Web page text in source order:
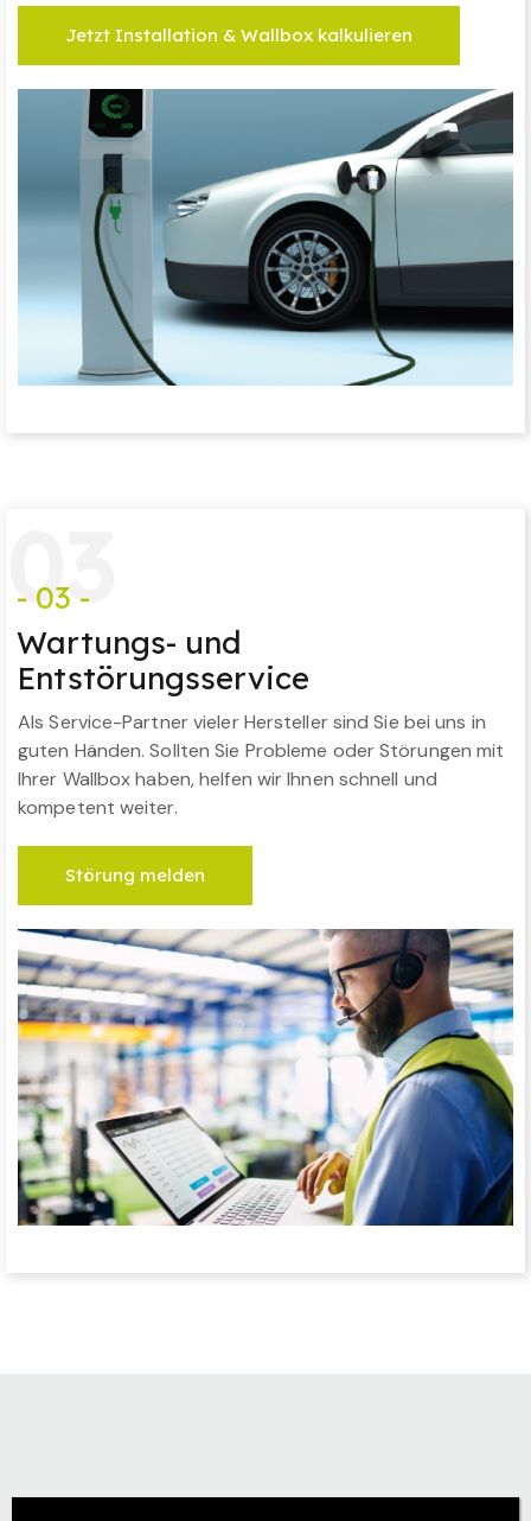
Jetzt Installation & Wallbox kalkulieren
03
- 03 -
Wartungs- und
Entstörungsservice
Als Service-Partner vieler Hersteller sind Sie bei uns in
guten Händen. Sollten Sie Probleme oder Störungen mit
Ihrer Wallbox haben, helfen wir Ihnen schnell und
kompetent weiter.
Störung melden